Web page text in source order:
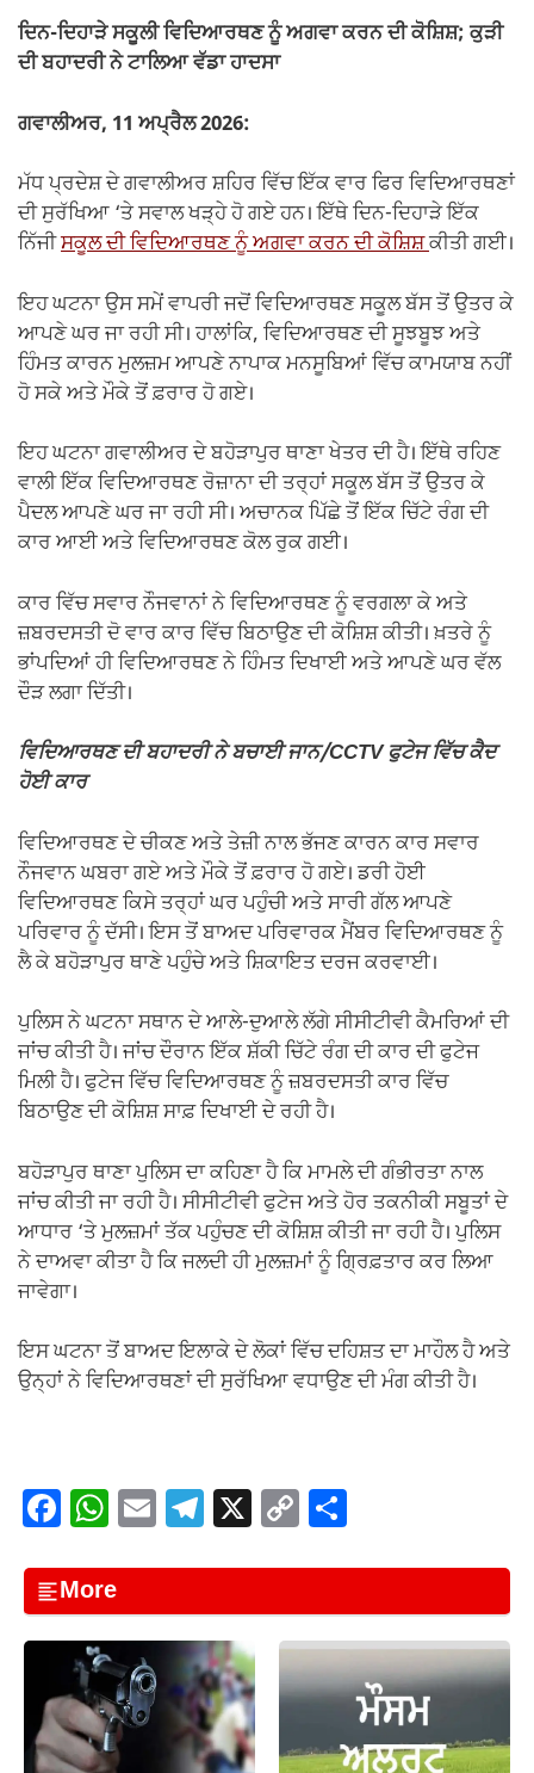
e
b
o
o
k
s
A
p
p
gr
a
m
y e
ਦਿਨ-ਦਿਹਾੜੇ ਸਕੂਲੀ ਵਿਦਿਆਰਥਣ ਨੂੰ ਅਗਵਾ ਕਰਨ ਦੀ ਕੋਸ਼ਿਸ਼; ਕੁੜੀ
ਦੀ ਬਹਾਦਰੀ ਨੇ ਟਾਲਿਆ ਵੱਡਾ ਹਾਦਸਾ
ਗਵਾਲੀਅਰ, 11 ਅਪ੍ਰੈਲ 2026:
ਮੱਧ ਪ੍ਰਦੇਸ਼ ਦੇ ਗਵਾਲੀਅਰ ਸ਼ਹਿਰ ਵਿੱਚ ਇੱਕ ਵਾਰ ਫਿਰ ਵਿਦਿਆਰਥਣਾਂ
ਦੀ ਸੁਰੱਖਿਆ ‘ਤੇ ਸਵਾਲ ਖੜ੍ਹੇ ਹੋ ਗਏ ਹਨ। ਇੱਥੇ ਦਿਨ-ਦਿਹਾੜੇ ਇੱਕ
ਨਿੱਜੀਸਕੂਲ ਦੀ ਵਿਦਿਆਰਥਣ ਨੂੰ ਅਗਵਾ ਕਰਨ ਦੀ ਕੋਸ਼ਿਸ਼ਕੀਤੀ ਗਈ।
ਇਹ ਘਟਨਾ ਉਸ ਸਮੇਂ ਵਾਪਰੀ ਜਦੋਂ ਵਿਦਿਆਰਥਣ ਸਕੂਲ ਬੱਸ ਤੋਂ ਉਤਰ ਕੇ
ਆਪਣੇ ਘਰ ਜਾ ਰਹੀ ਸੀ। ਹਾਲਾਂਕਿ, ਵਿਦਿਆਰਥਣ ਦੀ ਸੂਝਬੂਝ ਅਤੇ
ਹਿੰਮਤ ਕਾਰਨ ਮੁਲਜ਼ਮ ਆਪਣੇ ਨਾਪਾਕ ਮਨਸੂਬਿਆਂ ਵਿੱਚ ਕਾਮਯਾਬ ਨਹੀਂ
ਹੋ ਸਕੇ ਅਤੇ ਮੌਕੇ ਤੋਂ ਫ਼ਰਾਰ ਹੋ ਗਏ।
ਇਹ ਘਟਨਾ ਗਵਾਲੀਅਰ ਦੇ ਬਹੋੜਾਪੁਰ ਥਾਣਾ ਖੇਤਰ ਦੀ ਹੈ। ਇੱਥੇ ਰਹਿਣ
ਵਾਲੀ ਇੱਕ ਵਿਦਿਆਰਥਣ ਰੋਜ਼ਾਨਾ ਦੀ ਤਰ੍ਹਾਂ ਸਕੂਲ ਬੱਸ ਤੋਂ ਉਤਰ ਕੇ
ਪੈਦਲ ਆਪਣੇ ਘਰ ਜਾ ਰਹੀ ਸੀ। ਅਚਾਨਕ ਪਿੱਛੇ ਤੋਂ ਇੱਕ ਚਿੱਟੇ ਰੰਗ ਦੀ
ਕਾਰ ਆਈ ਅਤੇ ਵਿਦਿਆਰਥਣ ਕੋਲ ਰੁਕ ਗਈ।
ਕਾਰ ਵਿੱਚ ਸਵਾਰ ਨੌਜਵਾਨਾਂ ਨੇ ਵਿਦਿਆਰਥਣ ਨੂੰ ਵਰਗਲਾ ਕੇ ਅਤੇ
ਜ਼ਬਰਦਸਤੀ ਦੋ ਵਾਰ ਕਾਰ ਵਿੱਚ ਬਿਠਾਉਣ ਦੀ ਕੋਸ਼ਿਸ਼ ਕੀਤੀ। ਖ਼ਤਰੇ ਨੂੰ
ਭਾਂਪਦਿਆਂ ਹੀ ਵਿਦਿਆਰਥਣ ਨੇ ਹਿੰਮਤ ਦਿਖਾਈ ਅਤੇ ਆਪਣੇ ਘਰ ਵੱਲ
ਦੌੜ ਲਗਾ ਦਿੱਤੀ।
ਵਿਦਿਆਰਥਣ ਦੀ ਬਹਾਦਰੀ ਨੇ ਬਚਾਈ ਜਾਨ/CCTV ਫੁਟੇਜ ਵਿੱਚ ਕੈਦ
ਹੋਈ ਕਾਰ
ਵਿਦਿਆਰਥਣ ਦੇ ਚੀਕਣ ਅਤੇ ਤੇਜ਼ੀ ਨਾਲ ਭੱਜਣ ਕਾਰਨ ਕਾਰ ਸਵਾਰ
ਨੌਜਵਾਨ ਘਬਰਾ ਗਏ ਅਤੇ ਮੌਕੇ ਤੋਂ ਫ਼ਰਾਰ ਹੋ ਗਏ। ਡਰੀ ਹੋਈ
ਵਿਦਿਆਰਥਣ ਕਿਸੇ ਤਰ੍ਹਾਂ ਘਰ ਪਹੁੰਚੀ ਅਤੇ ਸਾਰੀ ਗੱਲ ਆਪਣੇ
ਪਰਿਵਾਰ ਨੂੰ ਦੱਸੀ। ਇਸ ਤੋਂ ਬਾਅਦ ਪਰਿਵਾਰਕ ਮੈਂਬਰ ਵਿਦਿਆਰਥਣ ਨੂੰ
ਲੈ ਕੇ ਬਹੋੜਾਪੁਰ ਥਾਣੇ ਪਹੁੰਚੇ ਅਤੇ ਸ਼ਿਕਾਇਤ ਦਰਜ ਕਰਵਾਈ।
ਪੁਲਿਸ ਨੇ ਘਟਨਾ ਸਥਾਨ ਦੇ ਆਲੇ-ਦੁਆਲੇ ਲੱਗੇ ਸੀਸੀਟੀਵੀ ਕੈਮਰਿਆਂ ਦੀ
ਜਾਂਚ ਕੀਤੀ ਹੈ। ਜਾਂਚ ਦੌਰਾਨ ਇੱਕ ਸ਼ੱਕੀ ਚਿੱਟੇ ਰੰਗ ਦੀ ਕਾਰ ਦੀ ਫੁਟੇਜ
ਮਿਲੀ ਹੈ। ਫੁਟੇਜ ਵਿੱਚ ਵਿਦਿਆਰਥਣ ਨੂੰ ਜ਼ਬਰਦਸਤੀ ਕਾਰ ਵਿੱਚ
ਬਿਠਾਉਣ ਦੀ ਕੋਸ਼ਿਸ਼ ਸਾਫ਼ ਦਿਖਾਈ ਦੇ ਰਹੀ ਹੈ।
ਬਹੋੜਾਪੁਰ ਥਾਣਾ ਪੁਲਿਸ ਦਾ ਕਹਿਣਾ ਹੈ ਕਿ ਮਾਮਲੇ ਦੀ ਗੰਭੀਰਤਾ ਨਾਲ
ਜਾਂਚ ਕੀਤੀ ਜਾ ਰਹੀ ਹੈ। ਸੀਸੀਟੀਵੀ ਫੁਟੇਜ ਅਤੇ ਹੋਰ ਤਕਨੀਕੀ ਸਬੂਤਾਂ ਦੇ
ਆਧਾਰ ‘ਤੇ ਮੁਲਜ਼ਮਾਂ ਤੱਕ ਪਹੁੰਚਣ ਦੀ ਕੋਸ਼ਿਸ਼ ਕੀਤੀ ਜਾ ਰਹੀ ਹੈ। ਪੁਲਿਸ
ਨੇ ਦਾਅਵਾ ਕੀਤਾ ਹੈ ਕਿ ਜਲਦੀ ਹੀ ਮੁਲਜ਼ਮਾਂ ਨੂੰ ਗ੍ਰਿਫ਼ਤਾਰ ਕਰ ਲਿਆ
ਜਾਵੇਗਾ।
ਇਸ ਘਟਨਾ ਤੋਂ ਬਾਅਦ ਇਲਾਕੇ ਦੇ ਲੋਕਾਂ ਵਿੱਚ ਦਹਿਸ਼ਤ ਦਾ ਮਾਹੌਲ ਹੈ ਅਤੇ
ਉਨ੍ਹਾਂ ਨੇ ਵਿਦਿਆਰਥਣਾਂ ਦੀ ਸੁਰੱਖਿਆ ਵਧਾਉਣ ਦੀ ਮੰਗ ਕੀਤੀ ਹੈ।
F
c
e
b
o
o
W
at
s
A
p
p
E
ail
T
e
gr
a
m
X C
p
y
Li
n
k
ar
e
More